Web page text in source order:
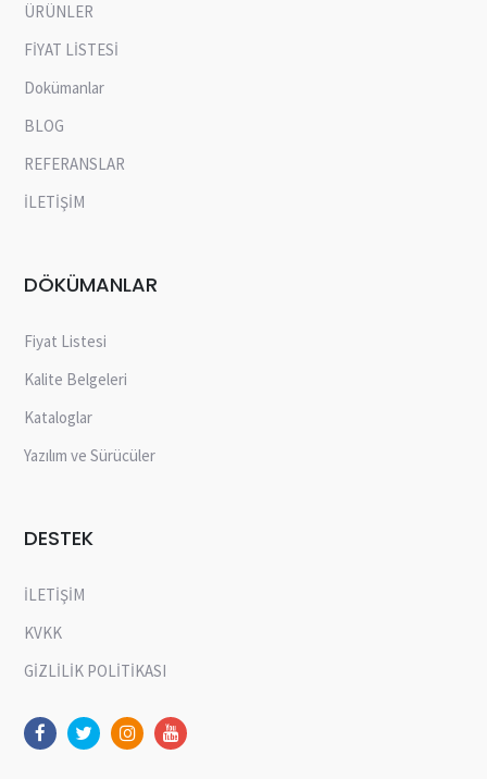
ÜRÜNLER
FİYAT LİSTESİ
Dokümanlar
BLOG
REFERANSLAR
İLETİŞİM
DÖKÜMANLAR
Fiyat Listesi
Kalite Belgeleri
Kataloglar
Yazılım ve Sürücüler
DESTEK
İLETİŞİM
KVKK
GİZLİLİK POLİTİKASI